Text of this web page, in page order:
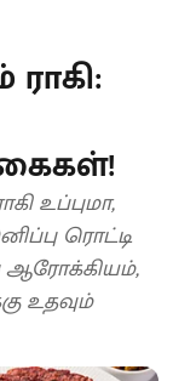
உப்புமா,
ரொட்டி
ஆரோக்கியம்,
உதவும்